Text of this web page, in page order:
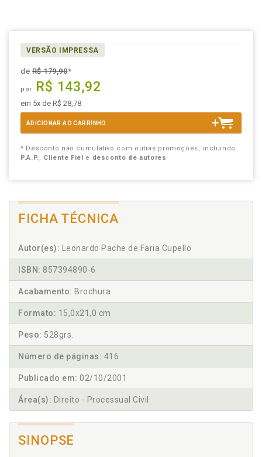
VERSÃO IMPRESSA
deR$ 179,90*
por R$ 143,92
em 5x de R$ 28,78
ADICIONAR AO CARRINHO
* Desconto não cumulativo com outras promoções, incluindo
P.A.P., Cliente Fiel e desconto de autores
FICHA TÉCNICA
Autor(es): Leonardo Pache de Faria Cupello
ISBN: 857394890-6
Acabamento: Brochura
Formato: 15,0x21,0 cm
Peso: 528grs.
Número de páginas: 416
Publicado em: 02/10/2001
Área(s): Direito - Processual Civil
SINOPSE